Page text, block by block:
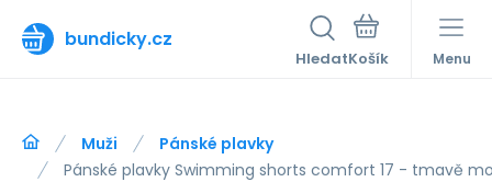
bundicky.cz
Hledat Menu
Muži
Pánské plavky
Pánské plavky Swimming shorts comfort 17 - tmavě